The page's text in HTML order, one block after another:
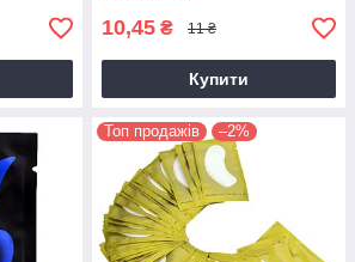
10,45 ₴ 11 ₴
Купити
Топ продажів –2%